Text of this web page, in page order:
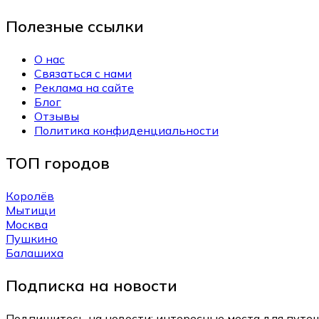
Полезные ссылки
О нас
Связаться с нами
Реклама на сайте
Блог
Отзывы
Политика конфиденциальности
ТОП городов
Королёв
Мытищи
Москва
Пушкино
Балашиха
Подписка на новости